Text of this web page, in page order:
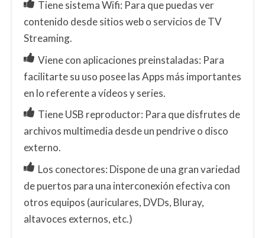
Tiene sistema Wifi: Para que puedas ver
contenido desde sitios web o servicios de TV
Streaming.
Viene con aplicaciones preinstaladas: Para
facilitarte su uso posee las Apps más importantes
en lo referente a vídeos y series.
Tiene USB reproductor: Para que disfrutes de
archivos multimedia desde un pendrive o disco
externo.
Los conectores: Dispone de una gran variedad
de puertos para una interconexión efectiva con
otros equipos (auriculares, DVDs, Bluray,
altavoces externos, etc.)